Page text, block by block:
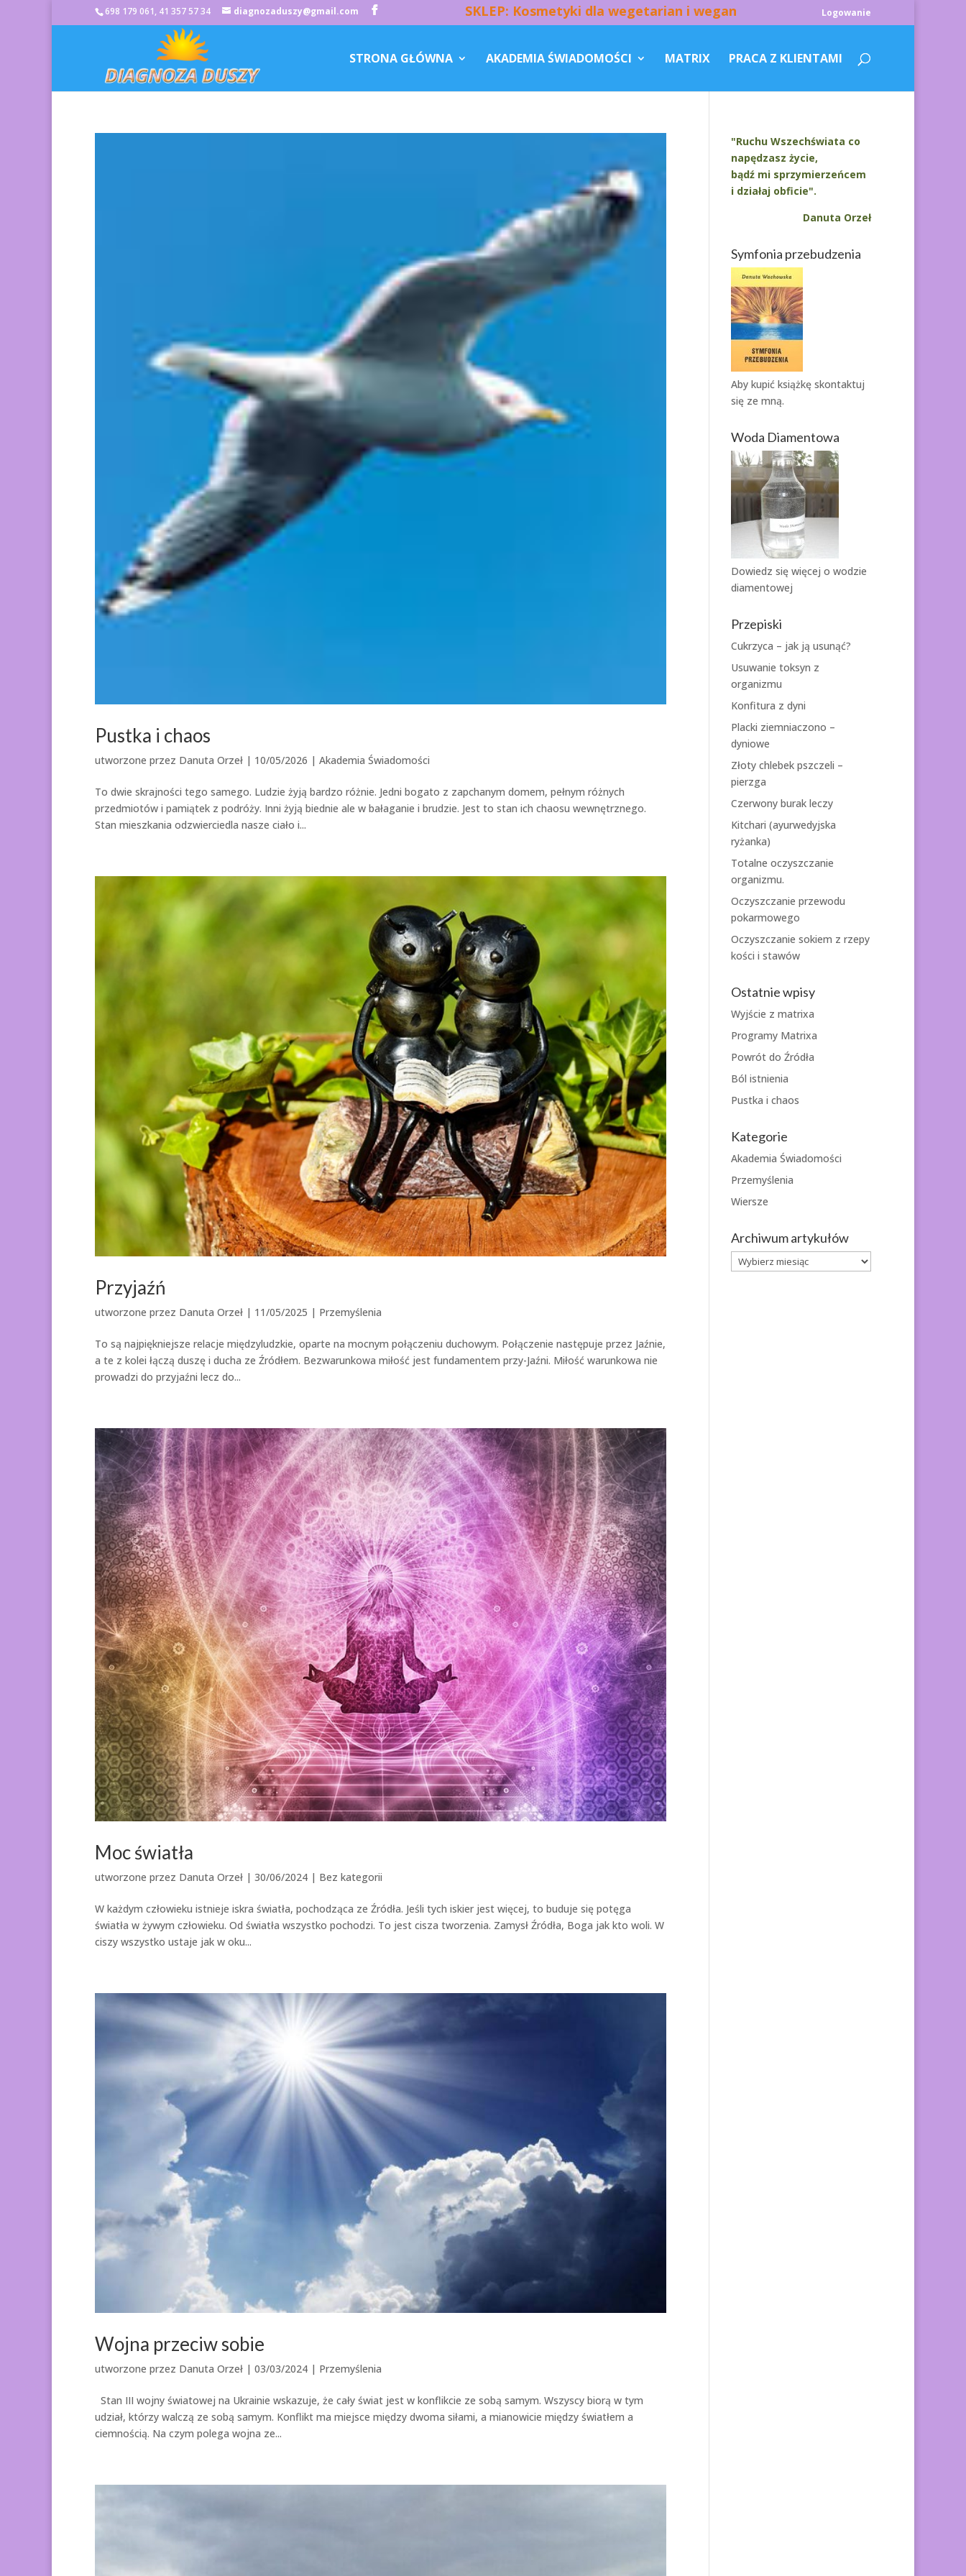
698 179 061, 41 357 57 34 diagnozaduszy@gmail.com SKLEP: Kosmetyki dla wegetarian i wegan Logowanie
STRONA GŁÓWNA AKADEMIA ŚWIADOMOŚCI MATRIX PRACA Z KLIENTAMI
Pustka i chaos
utworzone przez Danuta Orzeł | 10/05/2026 | Akademia Świadomości
To dwie skrajności tego samego. Ludzie żyją bardzo różnie. Jedni bogato z zapchanym domem, pełnym różnych
przedmiotów i pamiątek z podróży. Inni żyją biednie ale w bałaganie i brudzie. Jest to stan ich chaosu wewnętrznego.
Stan mieszkania odzwierciedla nasze ciało i...
Przyjaźń
utworzone przez Danuta Orzeł | 11/05/2025 | Przemyślenia
To są najpiękniejsze relacje międzyludzkie, oparte na mocnym połączeniu duchowym. Połączenie następuje przez Jaźnie,
a te z kolei łączą duszę i ducha ze Źródłem. Bezwarunkowa miłość jest fundamentem przy-Jaźni. Miłość warunkowa nie
prowadzi do przyjaźni lecz do...
Moc światła
utworzone przez Danuta Orzeł | 30/06/2024 | Bez kategorii
W każdym człowieku istnieje iskra światła, pochodząca ze Źródła. Jeśli tych iskier jest więcej, to buduje się potęga
światła w żywym człowieku. Od światła wszystko pochodzi. To jest cisza tworzenia. Zamysł Źródła, Boga jak kto woli. W
ciszy wszystko ustaje jak w oku...
Wojna przeciw sobie
utworzone przez Danuta Orzeł | 03/03/2024 | Przemyślenia
Stan III wojny światowej na Ukrainie wskazuje, że cały świat jest w konflikcie ze sobą samym. Wszyscy biorą w tym
udział, którzy walczą ze sobą samym. Konflikt ma miejsce między dwoma siłami, a mianowicie między światłem a
ciemnością. Na czym polega wojna ze...
"Ruchu Wszechświata co
napędzasz życie,
bądź mi sprzymierzeńcem
i działaj obficie".
Danuta Orzeł
Symfonia przebudzenia
Aby kupić książkę skontaktuj
się ze mną.
Woda Diamentowa
Dowiedz się więcej o wodzie
diamentowej
Przepiski
Cukrzyca – jak ją usunąć?
Usuwanie toksyn z
organizmu
Konfitura z dyni
Placki ziemniaczono –
dyniowe
Złoty chlebek pszczeli –
pierzga
Czerwony burak leczy
Kitchari (ayurwedyjska
ryżanka)
Totalne oczyszczanie
organizmu.
Oczyszczanie przewodu
pokarmowego
Oczyszczanie sokiem z rzepy
kości i stawów
Ostatnie wpisy
Wyjście z matrixa
Programy Matrixa
Powrót do Źródła
Ból istnienia
Pustka i chaos
Kategorie
Akademia Świadomości
Przemyślenia
Wiersze
Archiwum artykułów
Archiwum
artykułów